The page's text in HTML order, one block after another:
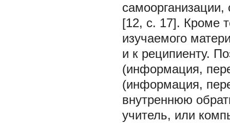
[12, с. 17]. Кроме
изучаемого
и к реципиенту.
(информация,
(информация,
внутреннюю
учитель, или